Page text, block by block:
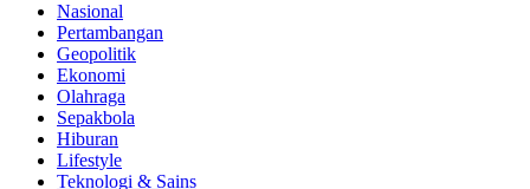
Nasional
Pertambangan
Geopolitik
Ekonomi
Olahraga
Sepakbola
Hiburan
Lifestyle
Teknologi & Sains